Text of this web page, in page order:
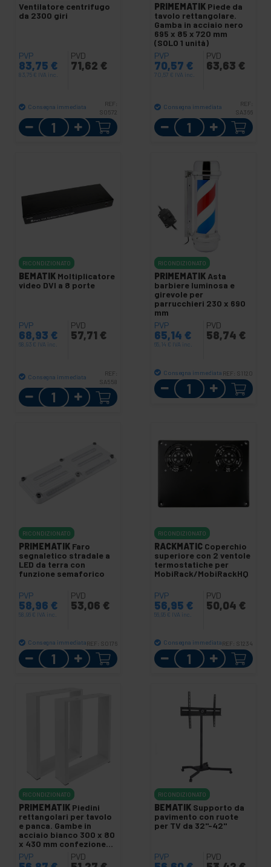
Ventilatore centrifugo
da 2300 giri
PVP
83,75 €
83,75 € IVA inc.
PVD
71,62 €
Consegna immediata
REF:
S0572
Quantità
PRIMEMATIK Piede da
tavolo rettangolare.
Gamba in acciaio nero
695 x 85 x 720 mm
(SOLO 1 unità)
PVP
70,57 €
70,57 € IVA inc.
PVD
63,63 €
Consegna immediata
REF:
SA366
Quantità
RICONDIZIONATO
BEMATIK Moltiplicatore
video DVI a 8 porte
PVP
68,93 €
68,93 € IVA inc.
PVD
57,71 €
Consegna immediata
REF:
SA558
Quantità
RICONDIZIONATO
PRIMEMATIK Asta
barbiere luminosa e
girevole per
parrucchieri 230 x 690
mm
PVP
65,14 €
65,14 € IVA inc.
PVD
58,74 €
Consegna immediata REF: S1120
Quantità
RICONDIZIONATO
PRIMEMATIK Faro
segnaletico stradale a
LED da terra con
funzione semaforico
PVP
58,96 €
58,96 € IVA inc.
PVD
53,06 €
Consegna immediataREF: S0176
Quantità
RICONDIZIONATO
RACKMATIC Coperchio
superiore con 2 ventole
termostatiche per
MobiRack/MobiRackHQ
PVP
56,95 €
56,95 € IVA inc.
PVD
50,04 €
Consegna immediataREF: S1234
Quantità
RICONDIZIONATO
PRIMEMATIK Piedini
rettangolari per tavolo
e panca. Gambe in
acciaio bianco 300 x 80
x 430 mm confezione
da 2
PVP PVD
RICONDIZIONATO
BEMATIK Supporto da
pavimento con ruote
per TV da 32"-42"
PVP PVD